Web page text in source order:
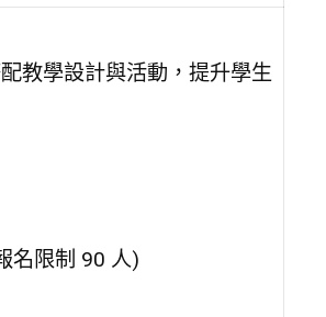
教學設計與活動，提升學生
名限制 90 人)